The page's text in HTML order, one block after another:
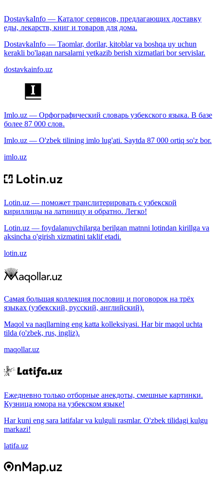
DostavkaInfo — Каталог сервисов, предлагающих доставку
еды, лекарств, книг и товаров для дома.
DostavkaInfo — Taomlar, dorilar, kitoblar va boshqa uy uchun
kerakli bo'lagan narsalarni yetkazib berish xizmatlari bor servislar.
dostavkainfo.uz
Imlo.uz — Орфографический словарь узбекского языка. В базе
более 87 000 слов.
Imlo.uz — O'zbek tilining imlo lug'ati. Saytda 87 000 ortiq so'z bor.
imlo.uz
Lotin.uz — поможет транслитерировать с узбекской
кириллицы на латиницу и обратно. Легко!
Lotin.uz — foydalanuvchilarga berilgan matnni lotindan kirillga va
aksincha o'girish xizmatini taklif etadi.
lotin.uz
Самая большая коллекция пословиц и поговорок на трёх
языках (узбекский, русский, английский).
Maqol va naqllarning eng katta kolleksiyasi. Har bir maqol uchta
tilda (o'zbek, rus, ingliz).
maqollar.uz
Ежедневно только отборные анекдоты, смешные картинки.
Кузница юмора на узбекском языке!
Har kuni eng sara latifalar va kulguli rasmlar. O'zbek tilidagi kulgu
markazi!
latifa.uz